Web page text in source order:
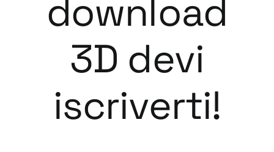
download
3D devi
iscriverti!